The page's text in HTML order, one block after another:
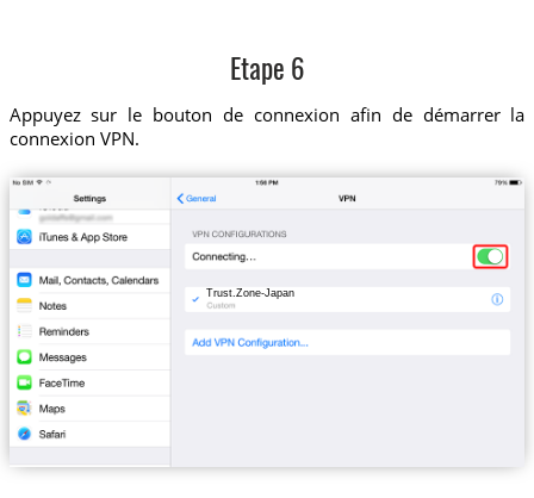
Etape 6
Appuyez sur le bouton de connexion afin de démarrer la
connexion VPN.
Trust.Zone-Japan